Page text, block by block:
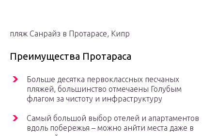
пляж Санрайз в Протарасе, Кипр
Преимущества Протараса
Больше десятка первоклассных песчаных
пляжей, большинство отмечаены Голубым
флагом за чистоту и инфраструктуру
Самый большой выбор отелей и апартаментов
вдоль побережья – можно анйти места даже в